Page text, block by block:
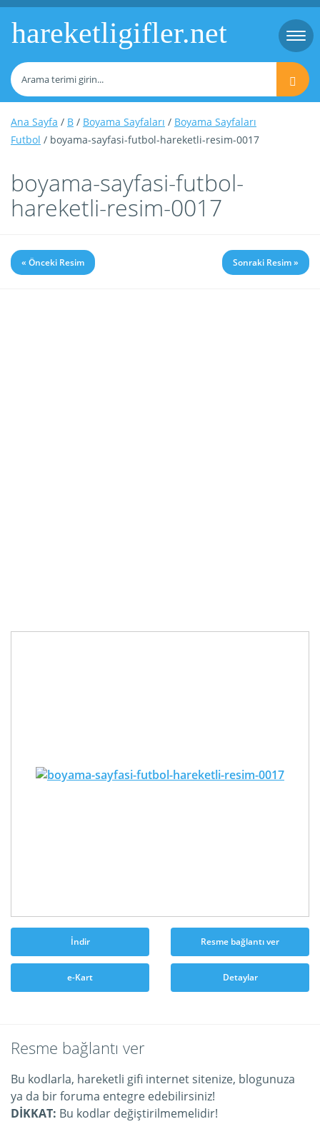
hareketligifler.net
Ana Sayfa / B / Boyama Sayfaları / Boyama Sayfaları
Futbol / boyama-sayfasi-futbol-hareketli-resim-0017
boyama-sayfasi-futbol-
hareketli-resim-0017
« Önceki Resim Sonraki Resim »
İndir Resme bağlantı ver
e-Kart Detaylar
Resme bağlantı ver
Bu kodlarla, hareketli gifi internet sitenize, blogunuza
ya da bir foruma entegre edebilirsiniz!
DİKKAT: Bu kodlar değiştirilmemelidir!